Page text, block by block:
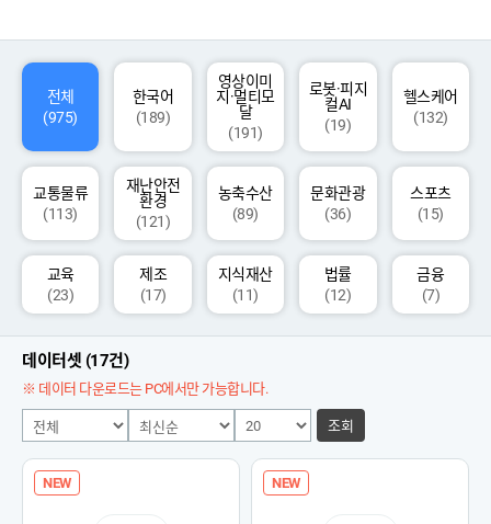
AI 개발지원
고객지원
전체
(975)
한국어
(189)
영상이미
지·멀티모
달
(191)
로봇·피지
컬AI
(19)
헬스케어
(132)
교통물류
(113)
재난안전
환경
(121)
농축수산
(89)
문화관광
(36)
스포츠
(15)
교육
(23)
제조
(17)
지식재산
(11)
법률
(12)
금융
(7)
데이터셋 (17건)
※ 데이터 다운로드는 PC에서만 가능합니다.
조회
NEW NEW